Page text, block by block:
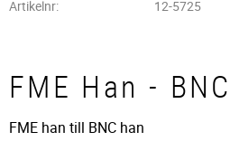
Artikelnr
12-5725
FME Han -
FME han till BNC han